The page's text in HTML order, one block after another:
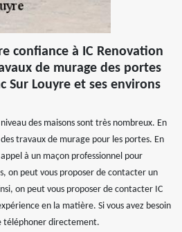
confiance à IC Renovation
de murage des portes
Sur Louyre et ses environs
des maisons sont très nombreux. En
travaux de murage pour les portes. En
à un maçon professionnel pour
on peut vous proposer de contacter un
on peut vous proposer de contacter IC
en la matière. Si vous avez besoin
téléphoner directement.